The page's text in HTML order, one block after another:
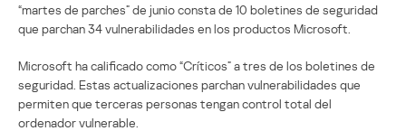
“martes de parches” de junio consta de 10 boletines de seguridad
que parchan 34 vulnerabilidades en los productos Microsoft.
Microsoft ha calificado como “Críticos” a tres de los boletines de
seguridad. Estas actualizaciones parchan vulnerabilidades que
permiten que terceras personas tengan control total del
ordenador vulnerable.